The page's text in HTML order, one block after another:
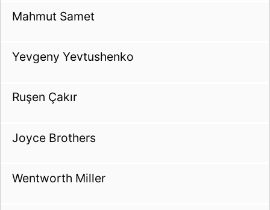
Mahmut Samet
Yevgeny Yevtushenko
Ruşen Çakır
Joyce Brothers
Wentworth Miller